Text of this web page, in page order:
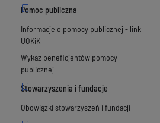
Informacje o pomocy publicznej - link
UOKiK
Wykaz beneficjentów pomocy
publicznej
Obowiązki stowarzyszeń i fundacji